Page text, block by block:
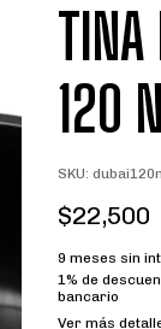
TINA
120
SKU: dubai120n
$22,500
9 meses sin
1% de
bancario
Ver más